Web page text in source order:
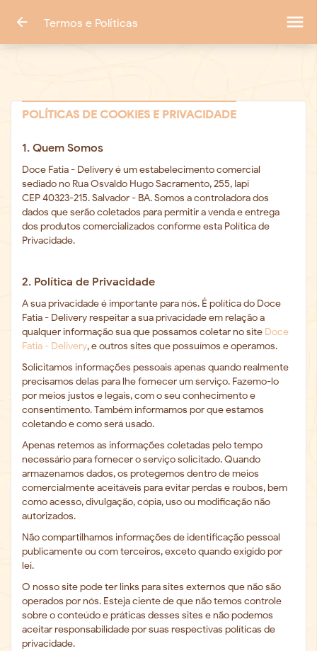
menu
arrow_back Termos e Políticas
POLÍTICAS DE COOKIES E PRIVACIDADE
1. Quem Somos
Doce Fatia - Delivery é um estabelecimento comercial
sediado no Rua Osvaldo Hugo Sacramento, 255, Iapi
CEP 40323-215. Salvador - BA. Somos a controladora dos
dados que serão coletados para permitir a venda e entrega
dos produtos comercializados conforme esta Política de
Privacidade.
2. Política de Privacidade
A sua privacidade é importante para nós. É política do Doce
Fatia - Delivery respeitar a sua privacidade em relação a
qualquer informação sua que possamos coletar no site Doce
Fatia - Delivery, e outros sites que possuímos e operamos.
Solicitamos informações pessoais apenas quando realmente
precisamos delas para lhe fornecer um serviço. Fazemo-lo
por meios justos e legais, com o seu conhecimento e
consentimento. Também informamos por que estamos
coletando e como será usado.
Apenas retemos as informações coletadas pelo tempo
necessário para fornecer o serviço solicitado. Quando
armazenamos dados, os protegemos dentro de meios
comercialmente aceitáveis ​​para evitar perdas e roubos, bem
como acesso, divulgação, cópia, uso ou modificação não
autorizados.
Não compartilhamos informações de identificação pessoal
publicamente ou com terceiros, exceto quando exigido por
lei.
O nosso site pode ter links para sites externos que não são
operados por nós. Esteja ciente de que não temos controle
sobre o conteúdo e práticas desses sites e não podemos
aceitar responsabilidade por suas respectivas políticas de
privacidade.